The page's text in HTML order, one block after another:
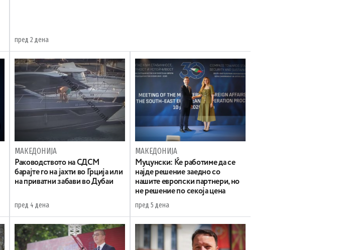
пред 2 дена
МАКЕДОНИЈА
Раководството на СДСМ
барајте го на јахти во Грција или
на приватни забави во Дубаи
пред 4 дена
МАКЕДОНИЈА
Муцунски: Ќе работиме да се
најде решение заедно со
нашите европски партнери, но
не решение по секоја цена
пред 5 дена